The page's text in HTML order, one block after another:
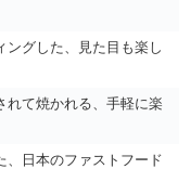
ングした、見た目も楽し
れて焼かれる、手軽に楽
、日本のファストフード